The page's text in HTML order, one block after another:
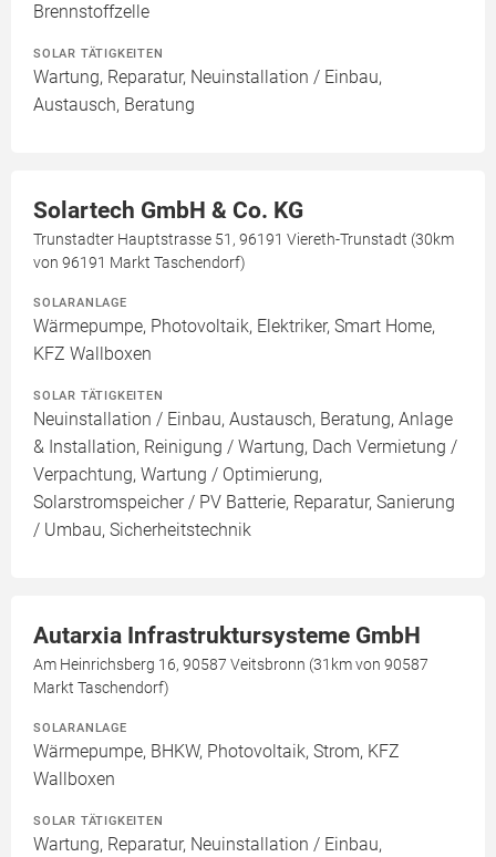
Brennstoffzelle
SOLAR TÄTIGKEITEN
Wartung, Reparatur, Neuinstallation / Einbau,
Austausch, Beratung
Solartech GmbH & Co. KG
Trunstadter Hauptstrasse 51, 96191 Viereth-Trunstadt (30km
von 96191 Markt Taschendorf)
SOLARANLAGE
Wärmepumpe, Photovoltaik, Elektriker, Smart Home,
KFZ Wallboxen
SOLAR TÄTIGKEITEN
Neuinstallation / Einbau, Austausch, Beratung, Anlage
& Installation, Reinigung / Wartung, Dach Vermietung /
Verpachtung, Wartung / Optimierung,
Solarstromspeicher / PV Batterie, Reparatur, Sanierung
/ Umbau, Sicherheitstechnik
Autarxia Infrastruktursysteme GmbH
Am Heinrichsberg 16, 90587 Veitsbronn (31km von 90587
Markt Taschendorf)
SOLARANLAGE
Wärmepumpe, BHKW, Photovoltaik, Strom, KFZ
Wallboxen
SOLAR TÄTIGKEITEN
Wartung, Reparatur, Neuinstallation / Einbau,